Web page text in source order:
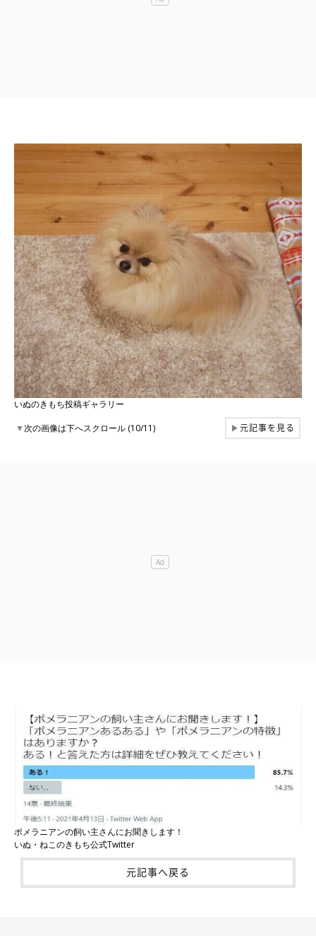
いぬのきもち投稿ギャラリー
▼次の画像は下へスクロール (10/11) ▶元記事を見る
ポメラニアンの飼い主さんにお聞きします！
いぬ・ねこのきもち公式Twitter
元記事へ戻る